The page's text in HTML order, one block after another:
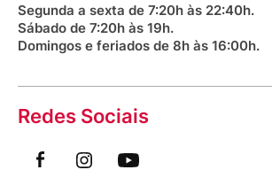
Segunda a sexta de 7:20h às 22:40h.
Sábado de 7:20h às 19h.
Domingos e feriados de 8h às 16:00h.
Redes Sociais